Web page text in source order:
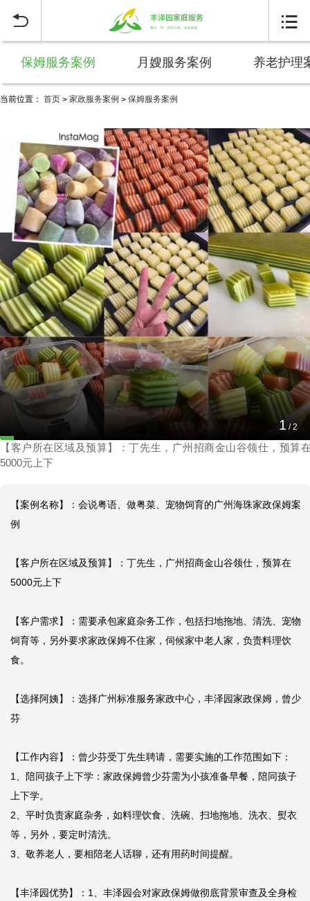
 
保姆服务案例 月嫂服务案例 养老护理
当前位置： 首页 > 家政服务案例 > 保姆服务案例
1 /2
会说粤语、做粤菜、宠物饲育的广州海珠家政保
姆案例
2025-01-12 18:12:46
【客户所在区域及预算】：丁先生，广州招商金山谷领仕，预算
5000元上下
【案例名称】：会说粤语、做粤菜、宠物饲育的广州海珠家政保姆案
例
【客户所在区域及预算】：丁先生，广州招商金山谷领仕，预算在
5000元上下
【客户需求】：需要承包家庭杂务工作，包括扫地拖地、清洗、宠物
饲育等，另外要求家政保姆不住家，伺候家中老人家，负责料理饮
食。
【选择阿姨】：选择广州标准服务家政中心，丰泽园家政保姆，曾少
芬
【工作内容】：曾少芬受丁先生聘请，需要实施的工作范围如下：
1、陪同孩子上下学：家政保姆曾少芬需为小孩准备早餐，陪同孩子
上下学。
2、平时负责家庭杂务，如料理饮食、洗碗、扫地拖地、洗衣、熨衣
等，另外，要定时清洗。
3、敬养老人，要相陪老人话聊，还有用药时间提醒。
【丰泽园优势】：1、丰泽园会对家政保姆做彻底背景审查及全身检